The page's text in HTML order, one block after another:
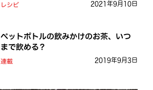
レシピ 2021年9月10日
ペットボトルの飲みかけのお茶、いつ
まで飲める？
連載 2019年9月3日